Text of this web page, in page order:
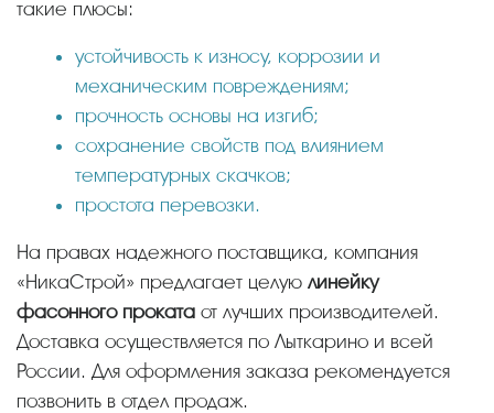
такие плюсы:
устойчивость к износу, коррозии и
механическим повреждениям;
прочность основы на изгиб;
сохранение свойств под влиянием
температурных скачков;
простота перевозки.
На правах надежного поставщика, компания
«НикаСтрой» предлагает целую линейку
фасонного проката от лучших производителей.
Доставка осуществляется по Лыткарино и всей
России. Для оформления заказа рекомендуется
позвонить в отдел продаж.